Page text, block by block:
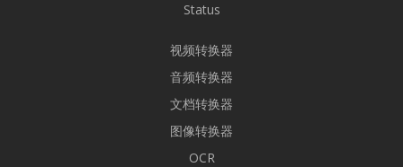
Status
视频转换器
音频转换器
文档转换器
图像转换器
OCR